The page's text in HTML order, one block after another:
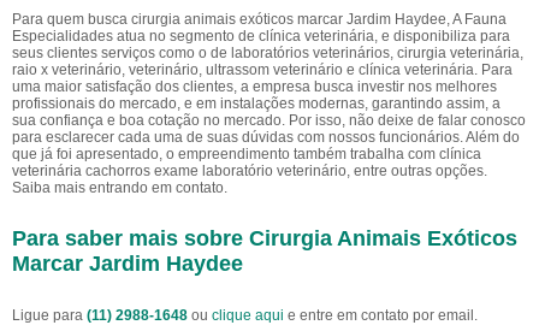
Para quem busca cirurgia animais exóticos marcar Jardim Haydee, A Fauna
Especialidades atua no segmento de clínica veterinária, e disponibiliza para
seus clientes serviços como o de laboratórios veterinários, cirurgia veterinária,
raio x veterinário, veterinário, ultrassom veterinário e clínica veterinária. Para
uma maior satisfação dos clientes, a empresa busca investir nos melhores
profissionais do mercado, e em instalações modernas, garantindo assim, a
sua confiança e boa cotação no mercado. Por isso, não deixe de falar conosco
para esclarecer cada uma de suas dúvidas com nossos funcionários. Além do
que já foi apresentado, o empreendimento também trabalha com clínica
veterinária cachorros exame laboratório veterinário, entre outras opções.
Saiba mais entrando em contato.
Para saber mais sobre Cirurgia Animais Exóticos
Marcar Jardim Haydee
Ligue para (11) 2988-1648 ou clique aqui e entre em contato por email.